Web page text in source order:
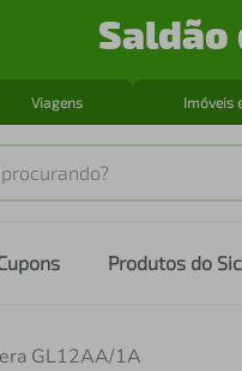
Saldão
Viagens Imóveis
Produtos do
GL12AA/1A